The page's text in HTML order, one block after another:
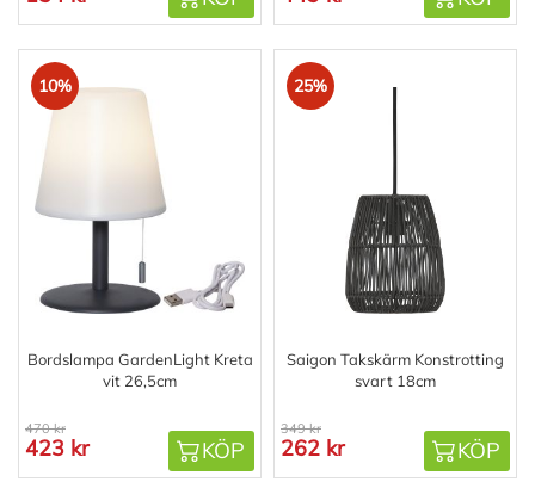
10%
Bordslampa GardenLight Kreta
vit 26,5cm
470 kr
423 kr KÖP
25%
Saigon Takskärm Konstrotting
svart 18cm
349 kr
262 kr KÖP